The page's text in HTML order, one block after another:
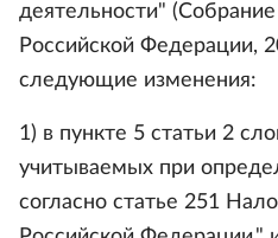
деятельности" (Собрание
Российской Федерации,
следующие изменения:
1) в пункте 5 статьи 2
учитываемых при
согласно статье 251